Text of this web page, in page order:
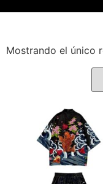
Mostrando el único